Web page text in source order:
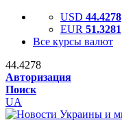
USD 44.4278
EUR 51.3281
Все курсы валют
44.4278
Авторизация
Поиск
UA